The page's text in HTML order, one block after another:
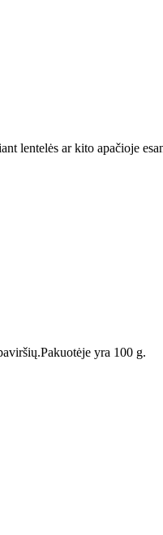
lentelės ar kito apačioje
yra 100 g.